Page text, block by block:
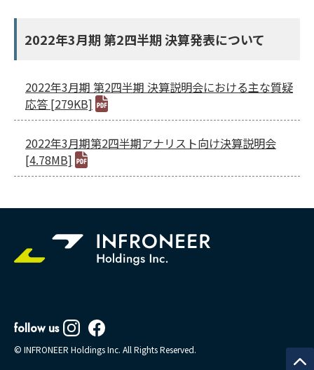
2022年3月期 第2四半期 決算発表について
2022年3月期 第2四半期 決算説明会における主な質疑
応答 [279KB]
2022年3月期第2四半期アナリスト向け決算説明会
[4.78MB]
follow us
© INFRONEER Holdings Inc. All Rights Reserved.